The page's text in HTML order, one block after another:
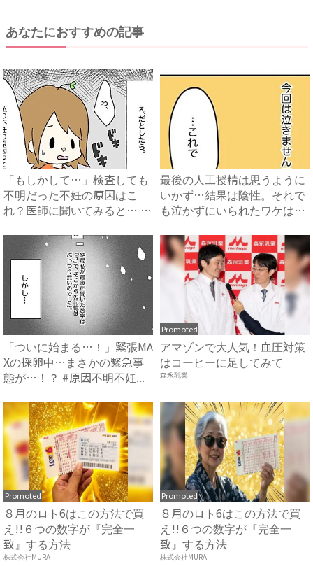
あなたにおすすめの記事
「もしかして…」検査しても
不明だった不妊の原因はこ
れ？医師に聞いてみると… #
最後の人工授精は思うように
いかず…結果は陰性。それで
も泣かずにいられたワケは…
「ついに始まる…！」緊張MA
Xの採卵中…まさかの緊急事
態が…！？ #原因不明不妊...
Promoted
アマゾンで大人気！血圧対策
はコーヒーに足してみて
森永乳業
Promoted
８月のロト6はこの方法で買
え!!６つの数字が『完全一
致』する方法
株式会社MURA
Promoted
８月のロト6はこの方法で買
え!!６つの数字が『完全一
致』する方法
株式会社MURA